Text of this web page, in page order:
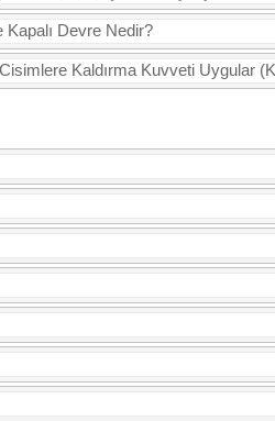
Kapalı Devre Nedir?
Cisimlere Kaldırma Kuvveti Uygular